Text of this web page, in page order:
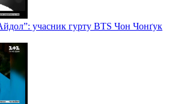
учасник гурту BTS Чон Чонґук